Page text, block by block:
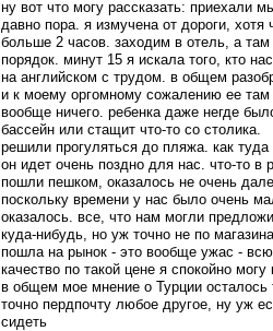
ну вот что могу рассказать: приехали
давно пора. я измучена от дороги,
больше 2 часов. заходим в отель, а
порядок. минут 15 я искала того, кто
на английском с трудом. в общем
и к моему оргомному сожалению ее
вообще ничего. ребенка даже негде
бассейн или стащит что-то со столика.
решили прогуляться до пляжа. как
он идет очень поздно для нас. что-то
пошли пешком, оказалось не очень
поскольку времени у нас было очень
оказалось. все, что нам могли
куда-нибудь, но уж точно не по
пошла на рынок - это вообще ужас - всю
качество по такой цене я спокойно
в общем мое мнение о Турции осталось
точно пердпочту любое другое, ну уж
сидеть